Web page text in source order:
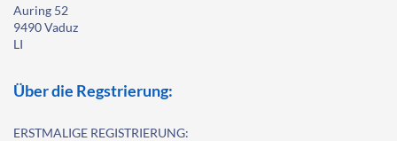
Auring 52
9490 Vaduz
LI
Über die Regstrierung:
ERSTMALIGE REGISTRIERUNG: